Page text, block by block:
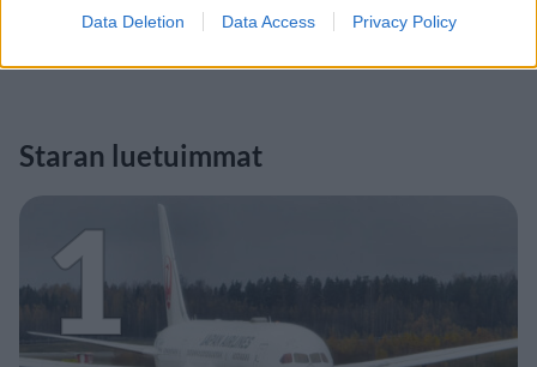
Data Deletion Data Access Privacy Policy
Staran luetuimmat
1